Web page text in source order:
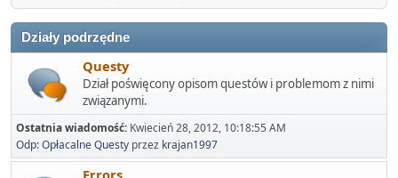
Działy podrzędne
Questy
Dział poświęcony opisom questów i problemom z nimi
związanymi.
Ostatnia wiadomość: Kwiecień 28, 2012, 10:18:55 AM
Odp: Opłacalne Questy przez krajan1997
Errors